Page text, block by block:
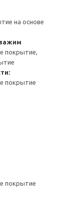
на основе
покрытие,
покрытие
покрытие